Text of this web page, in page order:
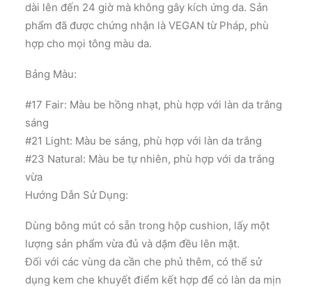
dài lên đến 24 giờ mà không gây kích ứng da. Sản
phẩm đã được chứng nhận là VEGAN từ Pháp, phù
hợp cho mọi tông màu da.
Bảng Màu:
#17 Fair: Màu be hồng nhạt, phù hợp với làn da trắng
sáng
#21 Light: Màu be sáng, phù hợp với làn da trắng
#23 Natural: Màu be tự nhiên, phù hợp với da trắng
vừa
Hướng Dẫn Sử Dụng:
Dùng bông mút có sẵn trong hộp cushion, lấy một
lượng sản phẩm vừa đủ và dặm đều lên mặt.
Đối với các vùng da cần che phủ thêm, có thể sử
dụng kem che khuyết điểm kết hợp để có làn da mịn